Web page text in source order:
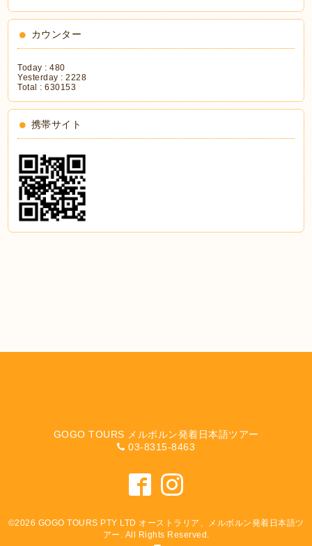
カウンター
Today :480
Yesterday :2228
Total :630153
携帯サイト
GOGO TOURS メルボルン発着日本語ツアー
03-8315-8463
©2026 GOGO TOURS PTY LTD オーストラリア、メルボルン発着日本語ツ
アー . All Rights Reserved.